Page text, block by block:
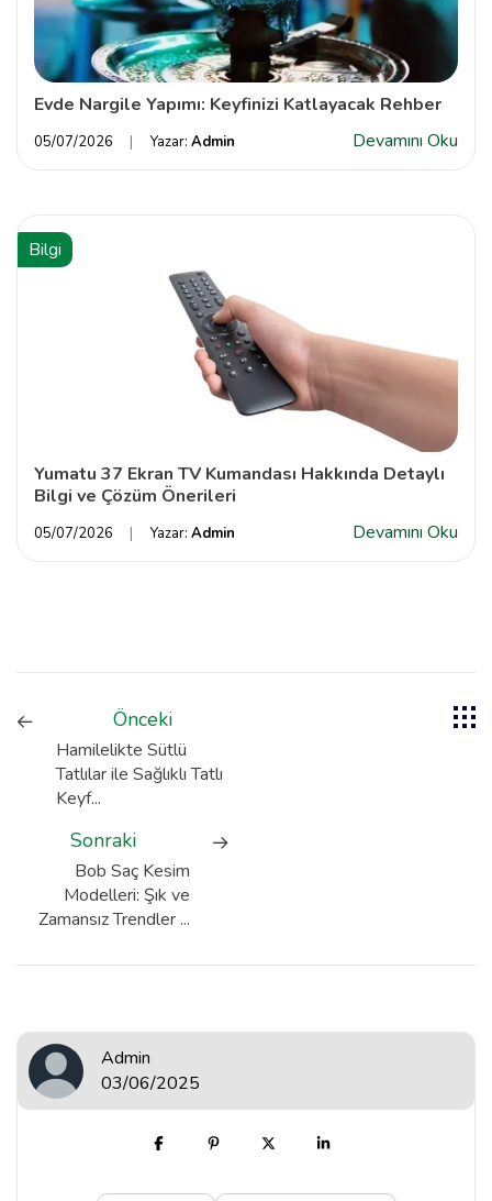
Evde Nargile Yapımı: Keyfinizi Katlayacak Rehber
05/07/2026 Yazar: Admin Devamını Oku
Bilgi
Yumatu 37 Ekran TV Kumandası Hakkında Detaylı
Bilgi ve Çözüm Önerileri
05/07/2026 Yazar: Admin Devamını Oku
Önceki
Hamilelikte Sütlü
Tatlılar ile Sağlıklı Tatlı
Keyf...
Sonraki
Bob Saç Kesim
Modelleri: Şık ve
Zamansız Trendler ...
Admin
03/06/2025